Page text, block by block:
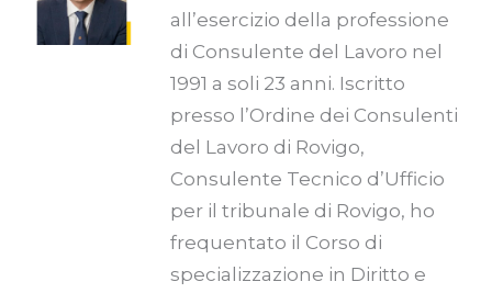
all’esercizio della professione
di Consulente del Lavoro nel
1991 a soli 23 anni. Iscritto
presso l’Ordine dei Consulenti
del Lavoro di Rovigo,
Consulente Tecnico d’Ufficio
per il tribunale di Rovigo, ho
frequentato il Corso di
specializzazione in Diritto e